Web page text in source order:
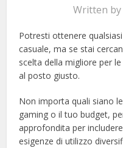
Written by
Potresti ottenere
casuale, ma se stai
scelta della migliore per
al posto giusto.
Non importa quali siano
gaming o il tuo budget,
approfondita per
esigenze di utilizzo